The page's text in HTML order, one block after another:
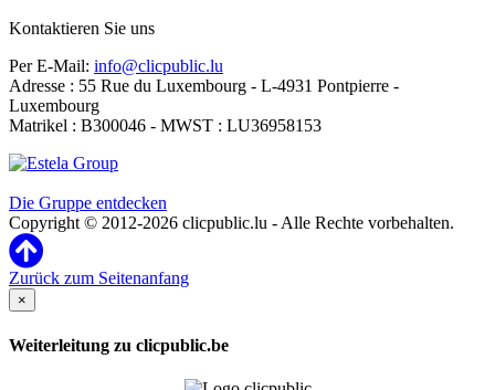
Kontaktieren Sie uns
Per E-Mail: info@clicpublic.lu
Adresse : 55 Rue du Luxembourg - L-4931 Pontpierre -
Luxembourg
Matrikel : B300046 - MWST : LU36958153
Die Gruppe entdecken
Copyright © 2012-2026 clicpublic.lu - Alle Rechte vorbehalten.
Zurück zum Seitenanfang
×
Weiterleitung zu clicpublic.be